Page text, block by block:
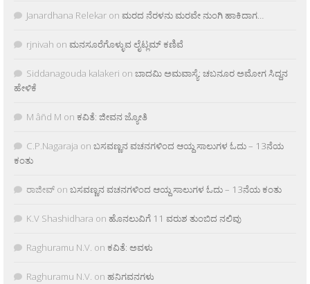
Janardhana Relekar on ಮರದ ನೆರಳನು ಮರವೇ ನುಂಗಿ ಹಾಕಿದಾಗ…
rjnivah on ಮನಸೂರೆಗೊಳ್ಳುವ ಲೈಟ್ಲಮ್ ಕಣಿವೆ
Siddanagouda kalakeri on ಬಾದಮಿ ಅಮವಾಸ್ಯೆ: ಚಬನೂರ ಅಮೋಗ ಸಿದ್ದನ
ಹೇಳಿಕೆ
M âñd M on ಕವಿತೆ: ಜೀವನ ಜ್ಯೋತಿ
C.P.Nagaraja on ಬಸವಣ್ಣನ ವಚನಗಳಿಂದ ಆಯ್ದ ಸಾಲುಗಳ ಓದು – 13ನೆಯ
ಕಂತು
ರಾಜೀವ್ on ಬಸವಣ್ಣನ ವಚನಗಳಿಂದ ಆಯ್ದ ಸಾಲುಗಳ ಓದು – 13ನೆಯ ಕಂತು
K.V Shashidhara on ಹೊನಲುವಿಗೆ 11 ವರುಶ ತುಂಬಿದ ನಲಿವು
Raghuramu N.V. on ಕವಿತೆ: ಅವಳು
Raghuramu N.V. on ಹನಿಗವನಗಳು